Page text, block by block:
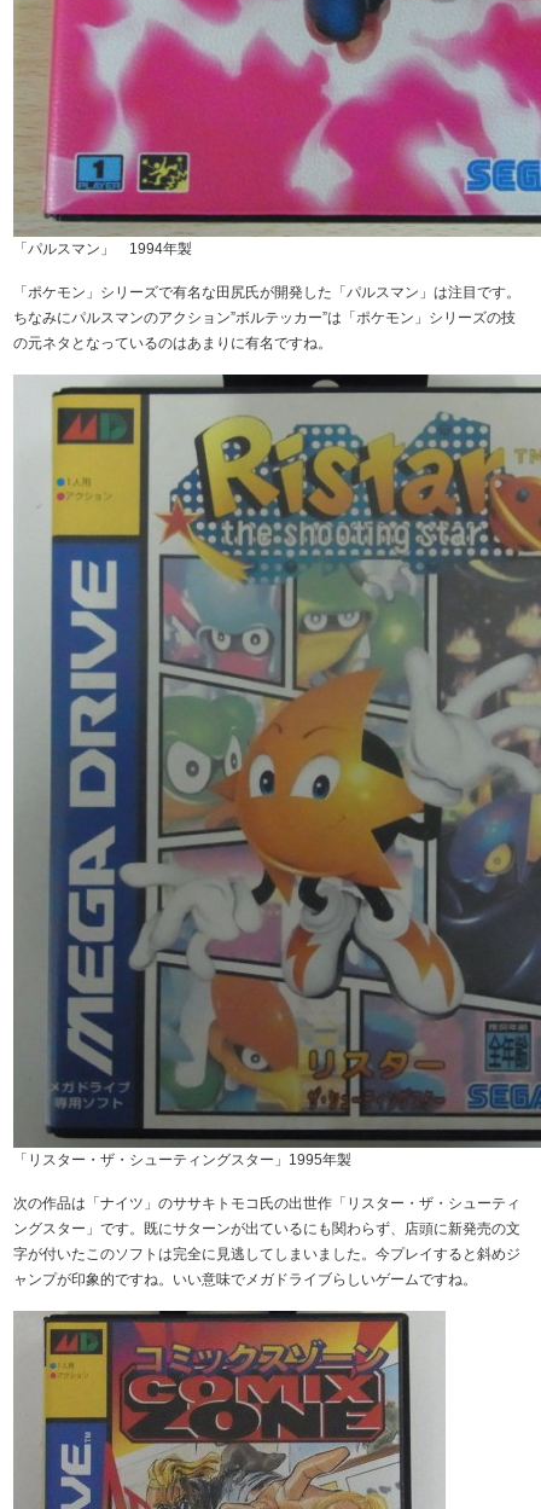
「パルスマン」 1994年製
「ポケモン」シリーズで有名な田尻氏が開発した「パルスマン」は注目です。
ちなみにパルスマンのアクション”ボルテッカー”は「ポケモン」シリーズの技
の元ネタとなっているのはあまりに有名ですね。
「リスター・ザ・シューティングスター」1995年製
次の作品は「ナイツ」のササキトモコ氏の出世作「リスター・ザ・シューティ
ングスター」です。既にサターンが出ているにも関わらず、店頭に新発売の文
字が付いたこのソフトは完全に見逃してしまいました。今プレイすると斜めジ
ャンプが印象的ですね。いい意味でメガドライブらしいゲームですね。